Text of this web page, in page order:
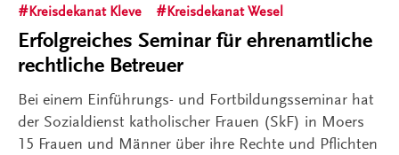
Kreisdekanat Kleve
Kreisdekanat Wesel
Erfolgreiches Seminar für ehrenamtliche
rechtliche Betreuer
Bei einem Einführungs- und Fortbildungsseminar hat
der Sozialdienst katholischer Frauen (SkF) in Moers
15 Frauen und Männer über ihre Rechte und Pflichten